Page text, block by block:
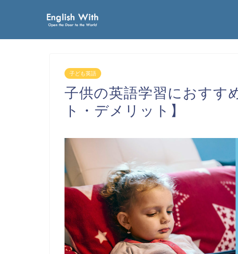
子ども英語
子供の英語学習におすす
ト・デメリット】